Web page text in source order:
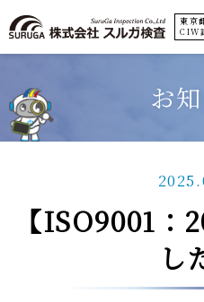
東京
CIW
お
【ISO9001：
し